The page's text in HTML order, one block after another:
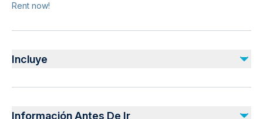
Rent now!
Incluye
Incluido
Insurance
Información Antes De Ir